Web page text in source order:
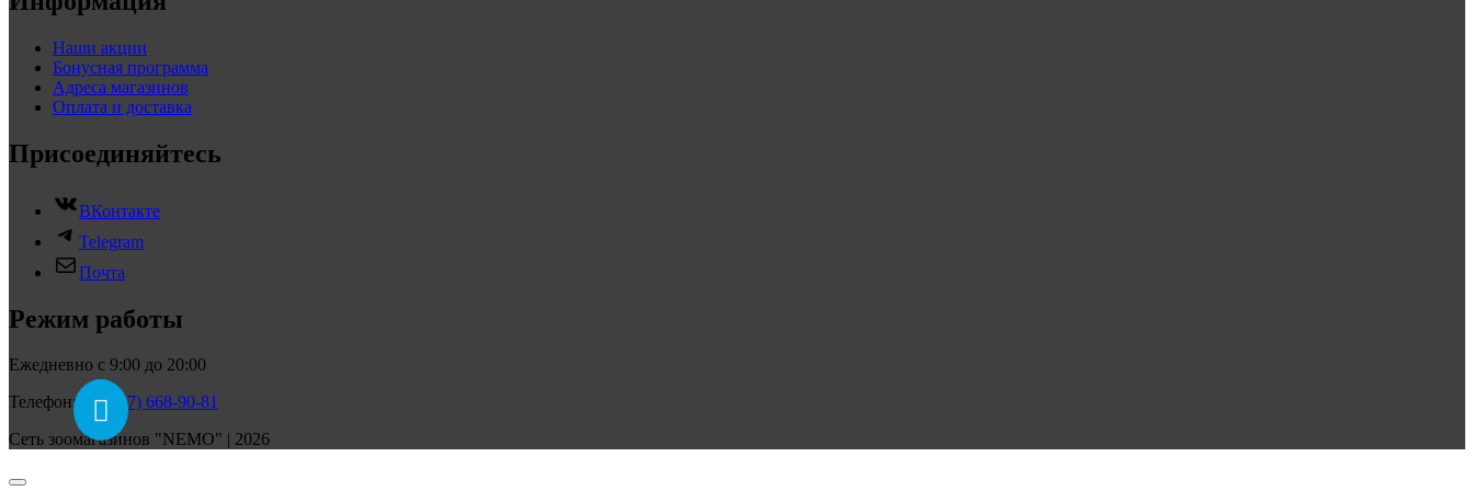
Наши акции
Бонусная программа
Адреса магазинов
Оплата и доставка
Присоединяйтесь
ВКонтакте
Telegram
Почта
Режим работы
Ежедневно с 9:00 до 20:00
Телефон:
+7 (927) 668-90-81
Сеть зоомагазинов "NEMO" | 2026